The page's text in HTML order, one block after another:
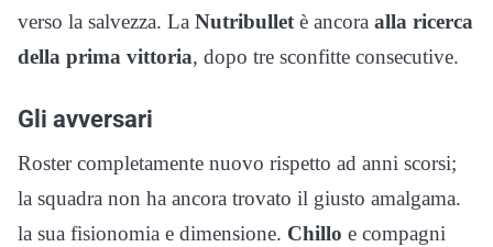
verso la salvezza. La Nutribullet è ancora alla ricerca
della prima vittoria, dopo tre sconfitte consecutive.
Gli avversari
Roster completamente nuovo rispetto ad anni scorsi;
la squadra non ha ancora trovato il giusto amalgama.
la sua fisionomia e dimensione. Chillo e compagni